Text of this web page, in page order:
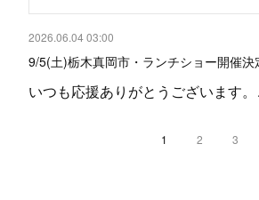
2026.06.04 03:00
9/5(土)栃木真岡市・ランチショー開催決
いつも応援ありがとうございます
1 2 3